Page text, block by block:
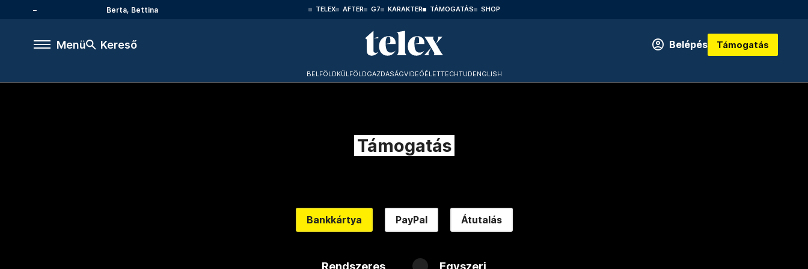
Berta, Bettina TELEX AFTER G7 KARAKTER TÁMOGATÁS SHOP
Menü Kereső Belépés Támogatás
BELFÖLDKÜLFÖLDGAZDASÁGVIDEÓÉLETTECHTUDENGLISH
Támogatás
Bankkártya PayPal Átutalás
Rendszeres Egyszeri